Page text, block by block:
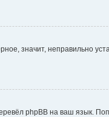
значит, неправильно
phpBB на ваш язык.